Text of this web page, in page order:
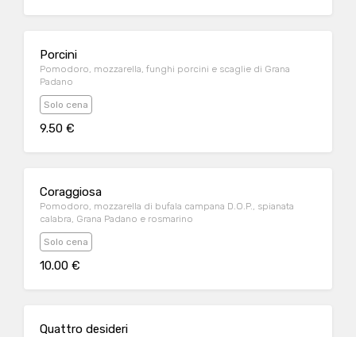
Porcini
Pomodoro, mozzarella, funghi porcini e scaglie di Grana
Padano
Solo cena
9.50 €
Coraggiosa
Pomodoro, mozzarella di bufala campana D.O.P., spianata
calabra, Grana Padano e rosmarino
Solo cena
10.00 €
Quattro desideri